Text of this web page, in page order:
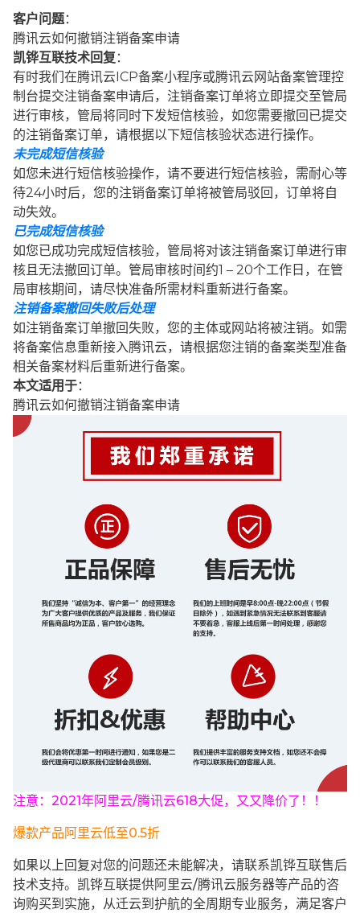
客户问题：
腾讯云如何撤销注销备案申请
凯铧互联技术回复 ：
有时我们在腾讯云ICP备案小程序或腾讯云网站备案管理控
制台提交注销备案申请后，注销备案订单将立即提交至管局
进行审核，管局将同时下发短信核验，如您需要撤回已提交
的注销备案订单，请根据以下短信核验状态进行操作。
未完成短信核验
如您未进行短信核验操作，请不要进行短信核验，需耐心等
待24小时后，您的注销备案订单将被管局驳回，订单将自
动失效。
已完成短信核验
如您已成功完成短信核验，管局将对该注销备案订单进行审
核且无法撤回订单。管局审核时间约1 – 20个工作日，在管
局审核期间，请尽快准备所需材料重新进行备案。
注销备案撤回失败后处理
如注销备案订单撤回失败，您的主体或网站将被注销。如需
将备案信息重新接入腾讯云，请根据您注销的备案类型准备
相关备案材料后重新进行备案。
本文适用于：
腾讯云如何撤销注销备案申请
注意：2021年阿里云/腾讯云618大促，又又降价了！！
爆款产品阿里云低至0.5折
如果以上回复对您的问题还未能解决，请联系凯铧互联售后
技术支持。凯铧互联提供阿里云/腾讯云服务器等产品的咨
询购买到实施，从迁云到护航的全周期专业服务，满足客户